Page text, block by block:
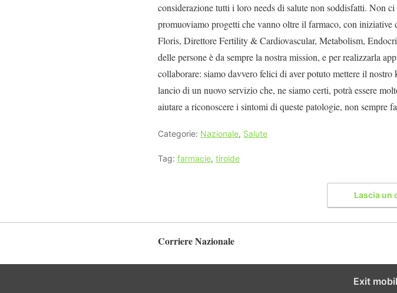
considerazione tutti i loro needs di salute non soddisfatti. Non
promuoviamo progetti che vanno oltre il farmaco, con
Floris, Direttore Fertility & Cardiovascular, Metabolism,
delle persone è da sempre la nostra mission, e per realizzarla
collaborare: siamo davvero felici di aver potuto mettere il
lancio di un nuovo servizio che, ne siamo certi, potrà essere
aiutare a riconoscere i sintomi di queste patologie, non sempre
Categorie: Nazionale, Salute
Tag: farmacie, tiroide
Lascia un
Corriere Nazionale
Exit